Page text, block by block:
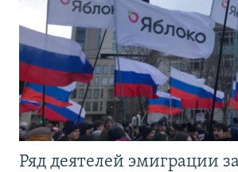
Ряд деятелей эмиграции